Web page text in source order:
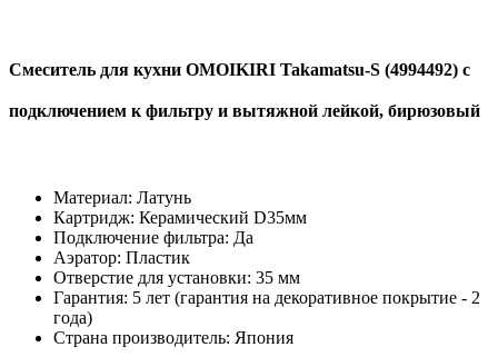
Смеситель для кухни OMOIKIRI Takamatsu-S (4994492) с
подключением к фильтру и вытяжной лейкой, бирюзовый
Материал: Латунь
Картридж: Керамический D35мм
Подключение фильтра: Да
Аэратор: Пластик
Отверстие для установки: 35 мм
Гарантия: 5 лет (гарантия на декоративное покрытие - 2
года)
Страна производитель: Япония